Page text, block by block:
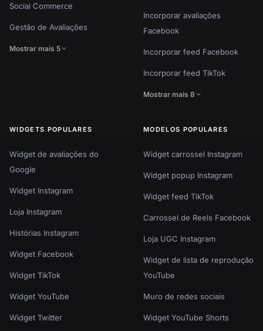
Social Commerce
Gestão de Avaliações
Mostrar mais 5
Incorporar avaliações
Facebook
Incorporar feed Facebook
Incorporar feed TikTok
Mostrar mais 8
WIDGETS POPULARES
Widget de avaliações do
Google
Widget Instagram
Loja Instagram
Histórias Instagram
Widget Facebook
Widget TikTok
Widget YouTube
Widget Twitter
MODELOS POPULARES
Widget carrossel Instagram
Widget popup Instagram
Widget feed TikTok
Carrossel de Reels Facebook
Loja UGC Instagram
Widget de lista de reprodução
YouTube
Muro de redes sociais
Widget YouTube Shorts